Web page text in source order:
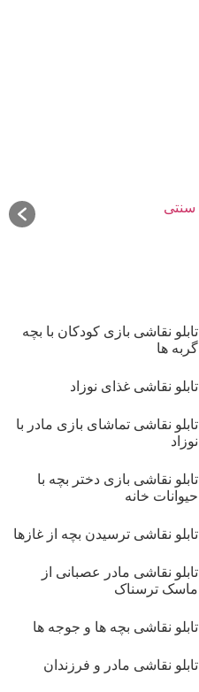
تابلو نقاشی بازی کودکان با بچه
گربه ها
تابلو نقاشی غذای نوزاد
تابلو نقاشی تماشای بازی مادر با
نوزاد
تابلو نقاشی بازی دختر بچه با
حیوانات خانه
تابلو نقاشی ترسیدن بچه از غازها
تابلو نقاشی مادر عصبانی از
ماسک ترسناک
تابلو نقاشی بچه ها و جوجه ها
تابلو نقاشی مادر و فرزندان